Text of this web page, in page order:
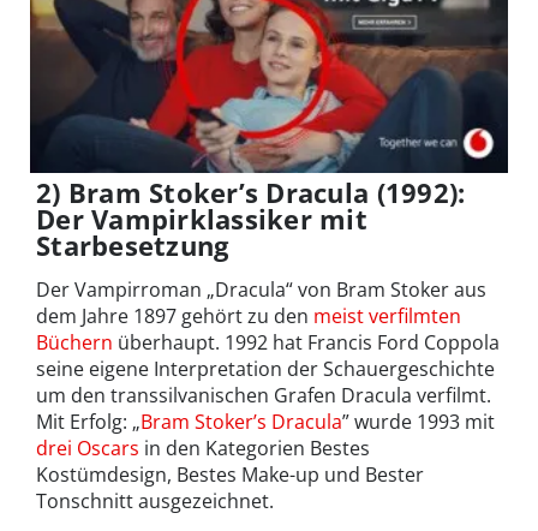
2) Bram Stoker’s Dracula (1992):
Der Vampirklassiker mit
Starbesetzung
Der Vampirroman „Dracula“ von Bram Stoker aus
dem Jahre 1897 gehört zu den meist verfilmten
Büchern überhaupt. 1992 hat Francis Ford Coppola
seine eigene Interpretation der Schauergeschichte
um den transsilvanischen Grafen Dracula verfilmt.
Mit Erfolg: „Bram Stoker’s Dracula” wurde 1993 mit
drei Oscars in den Kategorien Bestes
Kostümdesign, Bestes Make-up und Bester
Tonschnitt ausgezeichnet.